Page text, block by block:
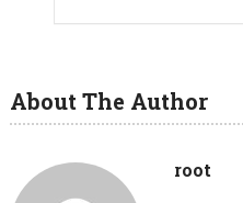
About The Author
root